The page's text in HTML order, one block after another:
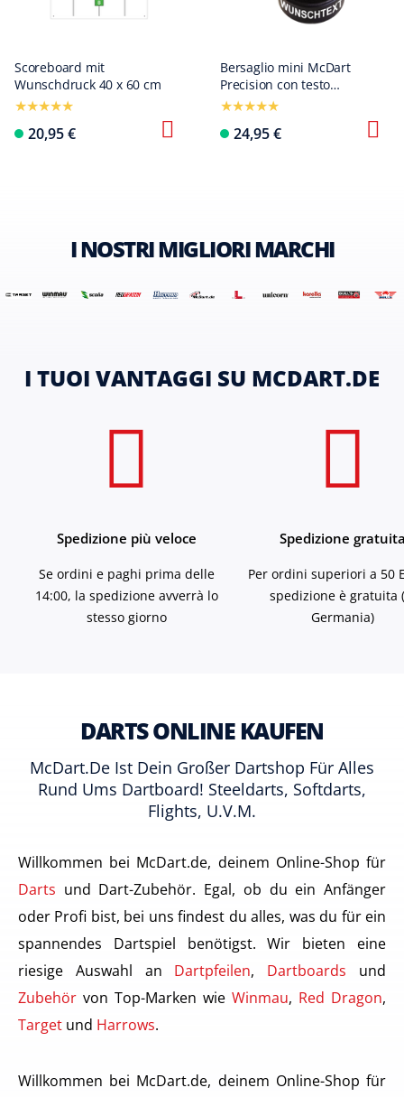
Scoreboard mit
Wunschdruck 40 x 60 cm
20,95 € Configura ora
Bersaglio mini McDart
Precision con testo
personalizzato
24,95 €
I NOSTRI MIGLIORI MARCHI
I TUOI VANTAGGI SU MCDART.DE
Spedizione più veloce
Se ordini e paghi prima delle
14:00, la spedizione avverrà lo
stesso giorno
Spedizione
Per ordini superiori a 50
spedizione è gratuita
Germania)
DARTS ONLINE KAUFEN
McDart.de Ist Dein Großer Dartshop Für Alles
Rund Ums Dartboard! Steeldarts, Softdarts,
Flights, U.v.m.
Willkommen bei McDart.de, deinem Online-Shop für
Darts und Dart-Zubehör. Egal, ob du ein Anfänger
oder Profi bist, bei uns findest du alles, was du für ein
spannendes Dartspiel benötigst. Wir bieten eine
riesige Auswahl an Dartpfeilen, Dartboards und
Zubehör von Top-Marken wie Winmau, Red Dragon,
Target und Harrows.
Willkommen bei McDart.de, deinem Online-Shop für